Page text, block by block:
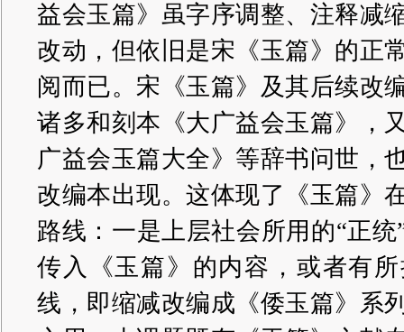
益会玉篇》虽字序调整、注释减
改动，但依旧是宋《玉篇》的正
阅而已。宋《玉篇》及其后续改
诸多和刻本《大广益会玉篇》，
广益会玉篇大全》等辞书问世，
改编本出现。这体现了《玉篇》
路线：一是上层社会所用的“正
传入《玉篇》的内容，或者有
线，即缩减改编成《倭玉篇》系